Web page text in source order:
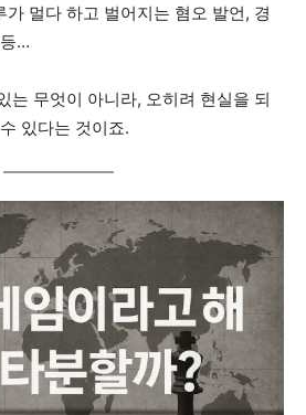
멀다 하고 벌어지는 혐오 발언, 경
…
는 무엇이 아니라, 오히려 현실을 되
있다는 것이죠.